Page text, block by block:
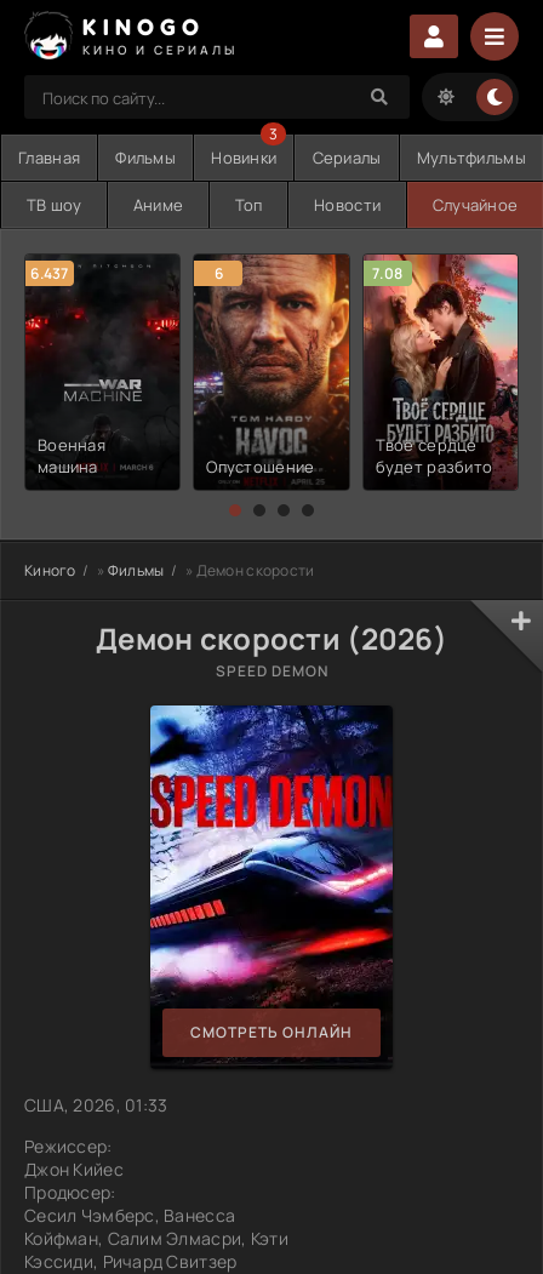
KINOGO
КИНО И СЕРИАЛЫ
Главная Фильмы Новинки
3
Сериалы Мультфильмы
ТВ шоу Аниме Топ Новости Случайное
6.437
Военная
машина
6
Опустошение
7.08
Твоё сердце
будет разбито
Киного » Фильмы » Демон скорости
Демон скорости (2026)
SPEED DEMON
СМОТРЕТЬ ОНЛАЙН
США, 2026, 01:33
Режиссер:
Джон Кийес
Продюсер:
Сесил Чэмберс, Ванесса
Койфман, Салим Элмасри, Кэти
Кэссиди, Ричард Свитзер